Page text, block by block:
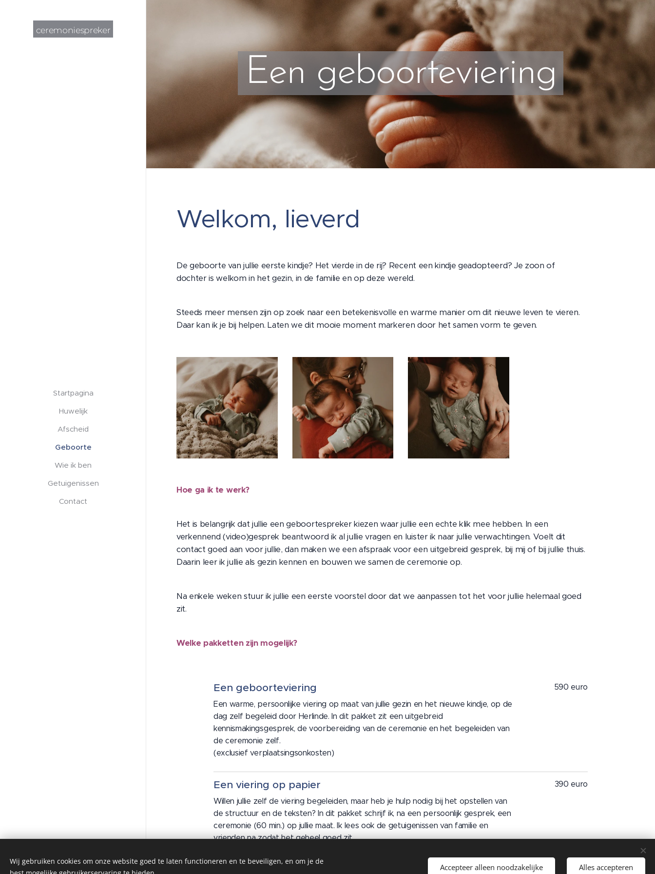
ceremoniespreker
Startpagina
Huwelijk
Afscheid
Geboorte
Wie ik ben
Getuigenissen
Contact
Een geboorteviering
Welkom, lieverd
De geboorte van jullie eerste kindje? Het vierde in de rij? Recent een kindje geadopteerd? Je zoon of
dochter is welkom in het gezin, in de familie en op deze wereld.
Steeds meer mensen zijn op zoek naar een betekenisvolle en warme manier om dit nieuwe leven te vieren.
Daar kan ik je bij helpen. Laten we dit mooie moment markeren door het samen vorm te geven.
Hoe ga ik te werk?
Het is belangrijk dat jullie een geboortespreker kiezen waar jullie een echte klik mee hebben. In een
verkennend (video)gesprek beantwoord ik al jullie vragen en luister ik naar jullie verwachtingen. Voelt dit
contact goed aan voor jullie, dan maken we een afspraak voor een uitgebreid gesprek, bij mij of bij jullie thuis.
Daarin leer ik jullie als gezin kennen en bouwen we samen de ceremonie op.
Na enkele weken stuur ik jullie een eerste voorstel door dat we aanpassen tot het voor jullie helemaal goed
zit.
Welke pakketten zijn mogelijk?
Een geboorteviering
Een warme, persoonlijke viering op maat van jullie gezin en het nieuwe kindje, op de
dag zelf begeleid door Herlinde. In dit pakket zit een uitgebreid
kennismakingsgesprek, de voorbereiding van de ceremonie en het begeleiden van
de ceremonie zelf.
(exclusief verplaatsingsonkosten)
590 euro
Een viering op papier
Willen jullie zelf de viering begeleiden, maar heb je hulp nodig bij het opstellen van
de structuur en de teksten? In dit pakket schrijf ik, na een persoonlijk gesprek, een
ceremonie (60 min.) op jullie maat. Ik lees ook de getuigenissen van familie en
vrienden na zodat het geheel goed zit.
390 euro
Mogelijk gemaakt door
Webnode
Wij gebruiken cookies om onze website goed te laten functioneren en te beveiligen, en om je de
Accepteer alleen noodzakelijke Alles accepteren